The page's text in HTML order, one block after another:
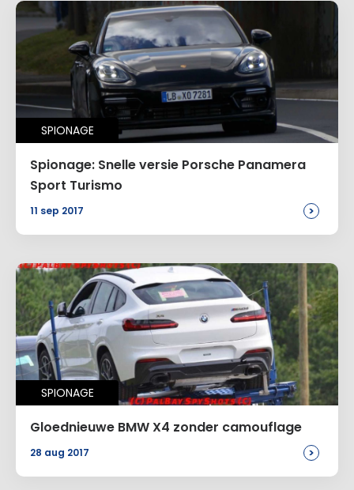
SPIONAGE
Spionage: Snelle versie Porsche Panamera
Sport Turismo
11 sep 2017 >
SPIONAGE
Gloednieuwe BMW X4 zonder camouflage
28 aug 2017 >